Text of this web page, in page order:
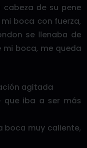
de su pene
boca con fuerza,
se llenaba de
mi boca, me queda
agitada
que iba a ser más
boca muy caliente,